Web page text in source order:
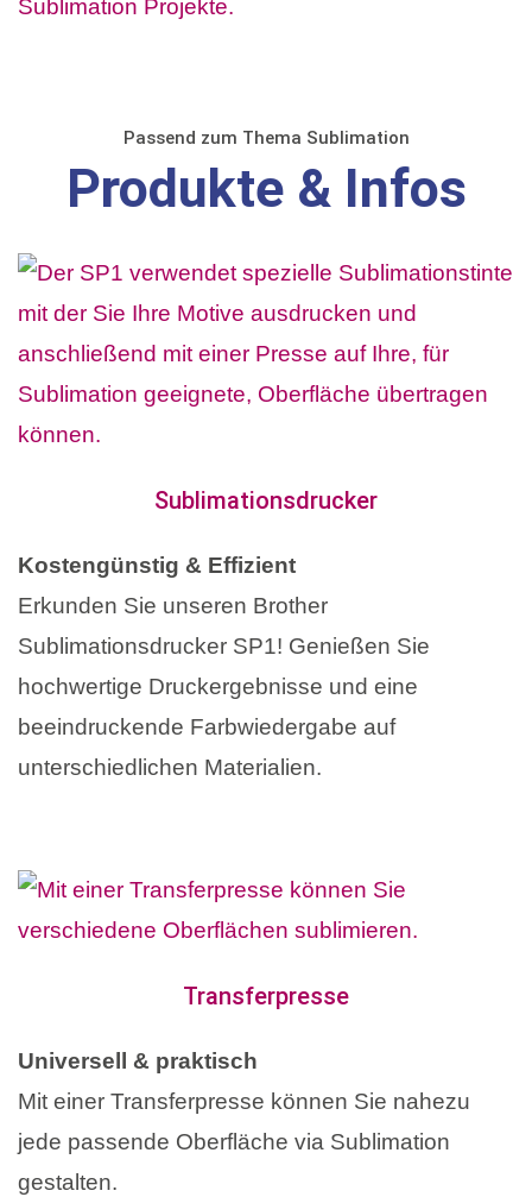
Passend zum Thema Sublimation
Produkte & Infos
Sublimationsdrucker
Kostengünstig & Effizient
Erkunden Sie unseren Brother
Sublimationsdrucker SP1! Genießen Sie
hochwertige Druckergebnisse und eine
beeindruckende Farbwiedergabe auf
unterschiedlichen Materialien.
Transferpresse
Universell & praktisch
Mit einer Transferpresse können Sie nahezu
jede passende Oberfläche via Sublimation
gestalten.